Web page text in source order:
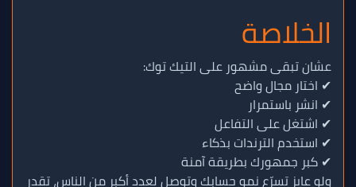
الخلاصة
عشان تبقى مشهور على التيك توك:
✔ اختار مجال واضح
✔ انشر باستمرار
✔ اشتغل على التفاعل
✔ استخدم الترندات بذكاء
✔ كبر جمهورك بطريقة آمنة
ولو عايز تسرّع نمو حسابك وتوصل لعدد أكبر من الناس، تقدر